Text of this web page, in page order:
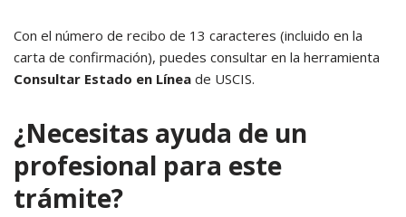
Con el número de recibo de 13 caracteres (incluido en la
carta de confirmación), puedes consultar en la herramienta
Consultar Estado en Línea de USCIS.
¿Necesitas ayuda de un
profesional para este
trámite?